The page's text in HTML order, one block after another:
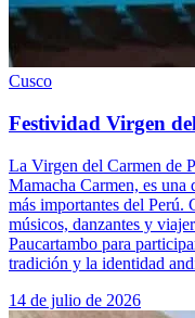
Cusco
Festividad Virgen
La Virgen del Carmen de
Mamacha Carmen, es una
más importantes del Perú.
músicos, danzantes y
Paucartambo para
tradición y la identidad
14 de julio de 2026